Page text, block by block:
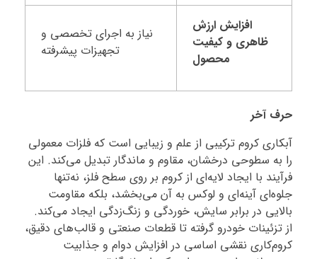
افزایش ارزش
ظاهری و کیفیت
محصول
نیاز به اجرای تخصصی و
تجهیزات پیشرفته
حرف آخر
آبکاری کروم ترکیبی از علم و زیبایی است که فلزات معمولی
را به سطوحی درخشان، مقاوم و ماندگار تبدیل می‌کند. این
فرآیند با ایجاد لایه‌ای از کروم بر روی سطح فلز، نه‌تنها
جلوه‌ای آینه‌ای و لوکس به آن می‌بخشد، بلکه مقاومت
بالایی در برابر سایش، خوردگی و زنگ‌زدگی ایجاد می‌کند.
از تزئینات خودرو گرفته تا قطعات صنعتی و قالب‌های دقیق،
کروم‌کاری نقشی اساسی در افزایش دوام و جذابیت